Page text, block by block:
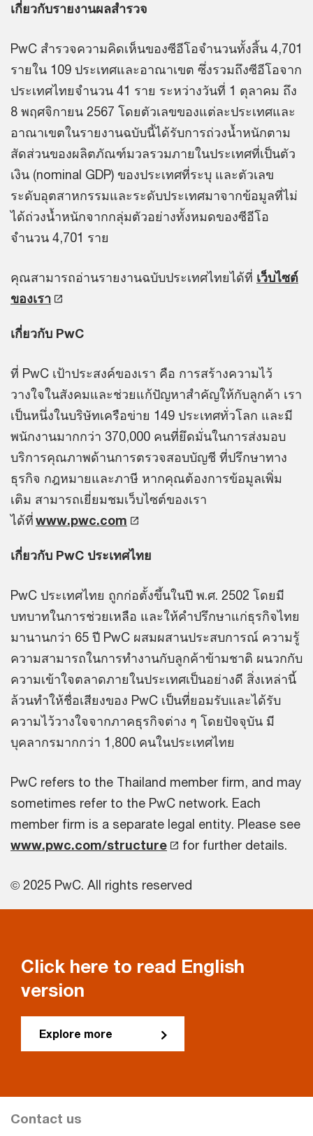
เกี่ยวกับรายงานผลสำรวจ
PwC สำรวจความคิดเห็นของซีอีโอจำนวนทั้งสิ้น 4,701
รายใน 109 ประเทศและอาณาเขต ซึ่งรวมถึงซีอีโอจาก
ประเทศไทยจำนวน 41 ราย ระหว่างวันที่ 1 ตุลาคม ถึง
8 พฤศจิกายน 2567 โดยตัวเลขของแต่ละประเทศและ
อาณาเขตในรายงานฉบับนี้ได้รับการถ่วงน้ำหนักตาม
สัดส่วนของผลิตภัณฑ์มวลรวมภายในประเทศที่เป็นตัว
เงิน (nominal GDP) ของประเทศที่ระบุ และตัวเลข
ระดับอุตสาหกรรมและระดับประเทศมาจากข้อมูลที่ไม่
ได้ถ่วงน้ำหนักจากกลุ่มตัวอย่างทั้งหมดของซีอีโอ
จำนวน 4,701 ราย
คุณสามารถอ่านรายงานฉบับประเทศไทยได้ที่ เว็บไซต์
ของเรา
เกี่ยวกับ PwC
ที่ PwC เป้าประสงค์ของเรา คือ การสร้างความไว้
วางใจในสังคมและช่วยแก้ปัญหาสำคัญให้กับลูกค้า เรา
เป็นหนึ่งในบริษัทเครือข่าย 149 ประเทศทั่วโลก และมี
พนักงานมากกว่า 370,000 คนที่ยึดมั่นในการส่งมอบ
บริการคุณภาพด้านการตรวจสอบบัญชี ที่ปรึกษาทาง
ธุรกิจ กฎหมายและภาษี หากคุณต้องการข้อมูลเพิ่ม
เติม สามารถเยี่ยมชมเว็บไซต์ของเรา
ได้ที่www.pwc.com
เกี่ยวกับ PwC ประเทศไทย
PwC ประเทศไทย ถูกก่อตั้งขึ้นในปี พ.ศ. 2502 โดยมี
บทบาทในการช่วยเหลือ และให้คำปรึกษาแก่ธุรกิจไทย
มานานกว่า 65 ปี PwC ผสมผสานประสบการณ์ ความรู้
ความสามารถในการทำงานกับลูกค้าข้ามชาติ ผนวกกับ
ความเข้าใจตลาดภายในประเทศเป็นอย่างดี สิ่งเหล่านี้
ล้วนทำให้ชื่อเสียงของ PwC เป็นที่ยอมรับและได้รับ
ความไว้วางใจจากภาคธุรกิจต่าง ๆ โดยปัจจุบัน มี
บุคลากรมากกว่า 1,800 คนในประเทศไทย
PwC refers to the Thailand member firm, and may
sometimes refer to the PwC network. Each
member firm is a separate legal entity. Please see
www.pwc.com/structure
for further details.
© 2025 PwC. All rights reserved
Click here to read English
version
Explore more
Contact us